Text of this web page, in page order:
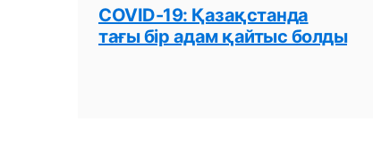
COVID-19: Қазақстанда
тағы бір адам қайтыс болды